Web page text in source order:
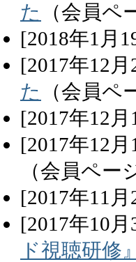
た
（会員ペ
[2018年1 月
[2017年12 月
た
（会員ペ
[2017年12 月
[2017年12 月 1
（会員ペー
[2017年11 月
[2017年10月
ド視聴研修